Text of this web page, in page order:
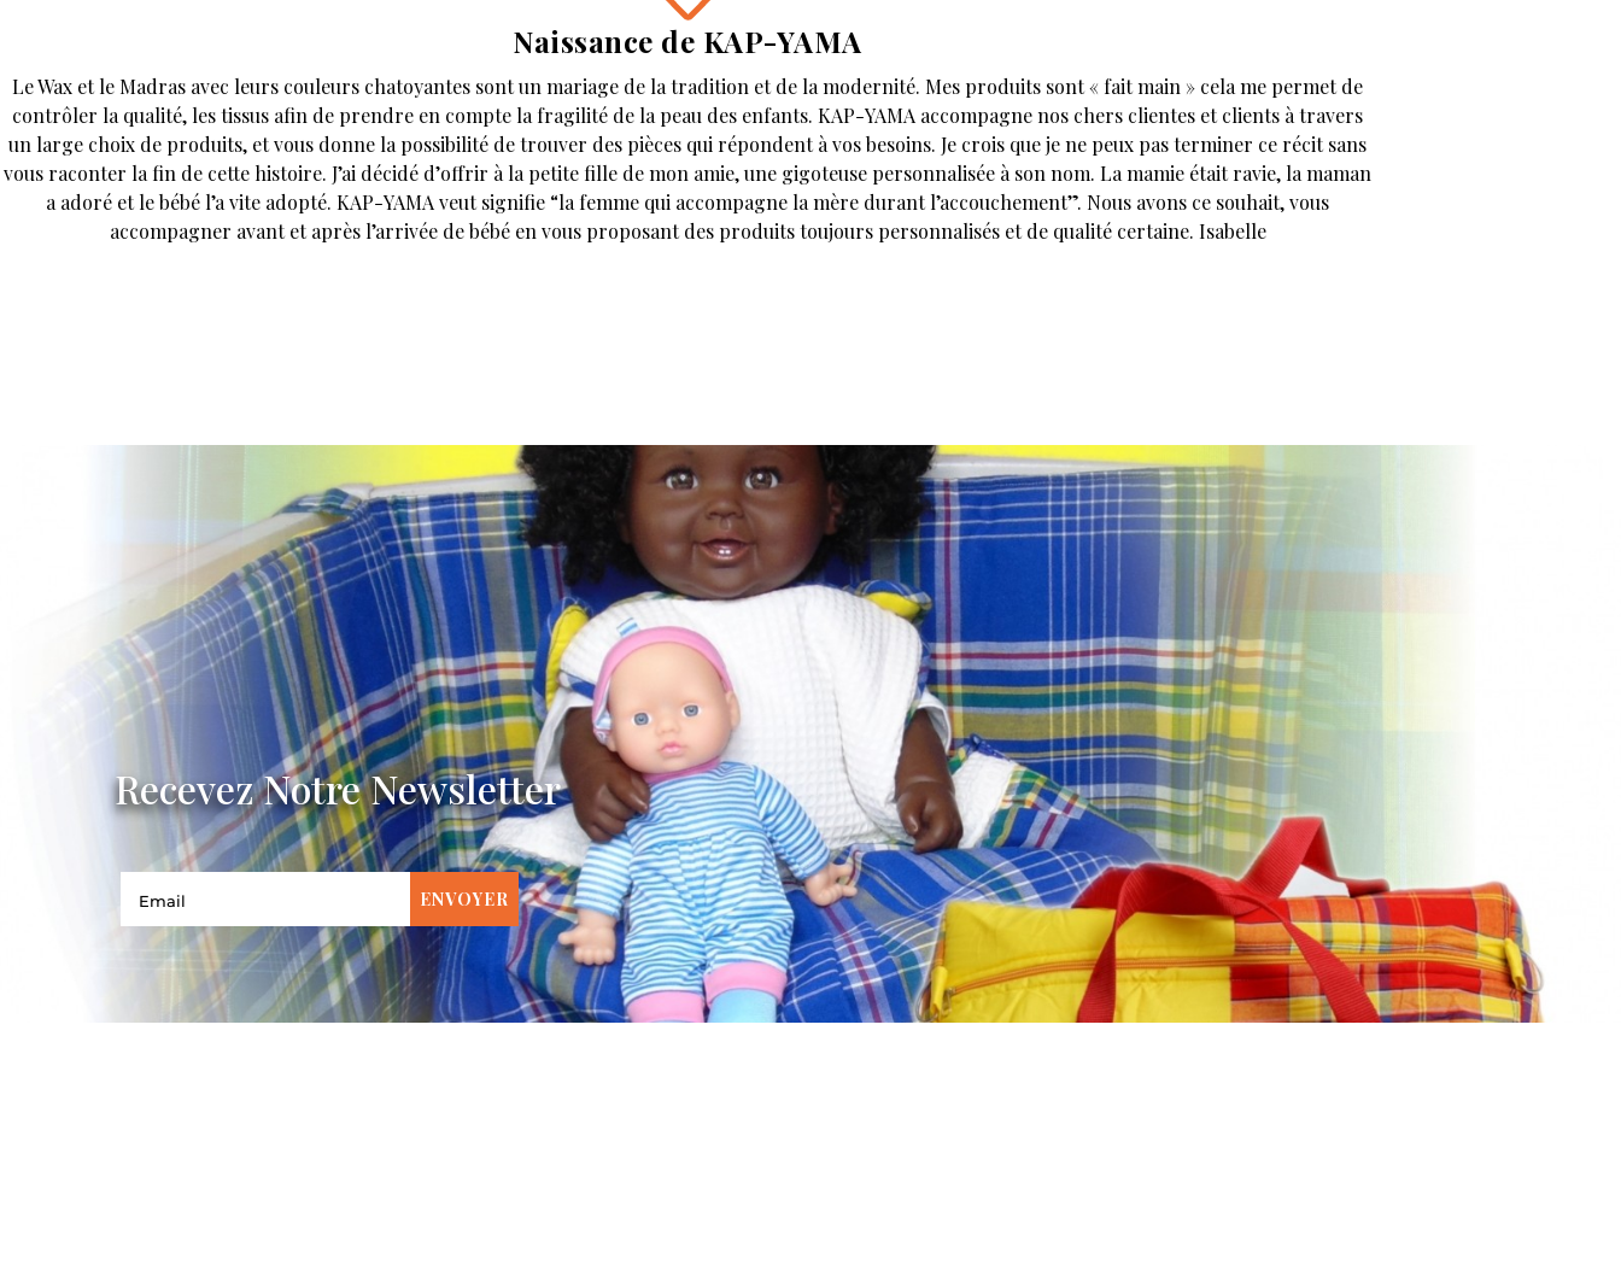
Naissance de KAP-YAMA
Le Wax et le Madras avec leurs couleurs chatoyantes sont un mariage de la tradition et de la modernité. Mes produits sont « fait main » cela me permet de
contrôler la qualité, les tissus afin de prendre en compte la fragilité de la peau des enfants. KAP-YAMA accompagne nos chers clientes et clients à travers
un large choix de produits, et vous donne la possibilité de trouver des pièces qui répondent à vos besoins. Je crois que je ne peux pas terminer ce récit sans
vous raconter la fin de cette histoire. J’ai décidé d’offrir à la petite fille de mon amie, une gigoteuse personnalisée à son nom. La mamie était ravie, la maman
a adoré et le bébé l’a vite adopté. KAP-YAMA veut signifie “la femme qui accompagne la mère durant l’accouchement”. Nous avons ce souhait, vous
accompagner avant et après l’arrivée de bébé en vous proposant des produits toujours personnalisés et de qualité certaine. Isabelle
Recevez Notre Newsletter
ENVOYER